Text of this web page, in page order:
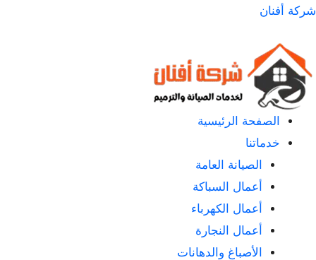
التجاوز
المحتوى
شركة أفنان
الصفحة الرئيسية
خدماتنا
الصيانة العامة
أعمال السباكة
أعمال الكهرباء
أعمال النجارة
الأصباغ والدهانات